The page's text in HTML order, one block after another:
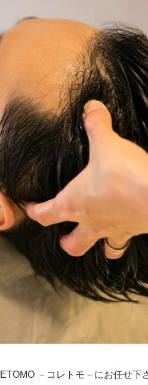
－コレトモ－にお任せ下